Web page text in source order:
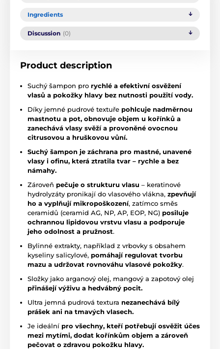
Ingredients
Discussion (0)
Product description
Suchý šampon pro rychlé a efektivní osvěžení
vlasů a pokožky hlavy bez nutnosti použití vody.
Díky jemné pudrové textuře pohlcuje nadměrnou
mastnotu a pot, obnovuje objem u kořínků a
zanechává vlasy svěží a provoněné ovocnou
citrusovou a hruškovou vůní.
Suchý šampon je záchrana pro mastné, unavené
vlasy i ofinu, která ztratila tvar – rychle a bez
námahy.
Zároveň pečuje o strukturu vlasu – keratinové
hydrolyzáty pronikají do vlasového vlákna, zpevňují
ho a vyplňují mikropoškození, zatímco směs
ceramidů (ceramid AG, NP, AP, EOP, NG) posiluje
ochrannou lipidovou vrstvu vlasu a podporuje
jeho odolnost a pružnost.
Bylinné extrakty, například z vrbovky s obsahem
kyseliny salicylové, pomáhají regulovat tvorbu
mazu a udržovat rovnováhu vlasové pokožky.
Složky jako arganový olej, mangový a zapotový olej
přinášejí výživu a hedvábný pocit.
Ultra jemná pudrová textura nezanechává bílý
prášek ani na tmavých vlasech.
Je ideální pro všechny, kteří potřebují osvěžit účes
mezi mytími, dodat kořínkům objem a zároveň
pečovat o zdravou pokožku hlavy.